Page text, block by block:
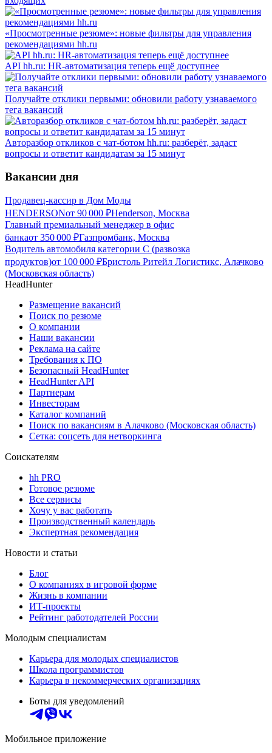
«Просмотренные резюме»: новые фильтры для управления
рекомендациями hh.ru
API hh.ru: HR-автоматизация теперь ещё доступнее
Получайте отклики первыми: обновили работу узнаваемого
тега вакансий
Авторазбор откликов с чат-ботом hh.ru: разберёт, задаст
вопросы и ответит кандидатам за 15 минут
Вакансии дня
Продавец-кассир в Дом Моды
HENDERSONот 90 000 ₽Henderson, Москва
Главный премиальный менеджер в офис
банкаот 350 000 ₽Газпромбанк, Москва
Водитель автомобиля категории C (развозка
продуктов)от 100 000 ₽Бристоль Ритейл Логистикс, Алачково
(Московская область)
HeadHunter
Размещение вакансий
Поиск по резюме
О компании
Наши вакансии
Реклама на сайте
Требования к ПО
Безопасный HeadHunter
HeadHunter API
Партнерам
Инвесторам
Каталог компаний
Поиск по вакансиям в Алачково (Московская область)
Сетка: соцсеть для нетворкинга
Соискателям
hh PRO
Готовое резюме
Все сервисы
Хочу у вас работать
Производственный календарь
Экспертная рекомендация
Новости и статьи
Блог
О компаниях в игровой форме
Жизнь в компании
ИТ-проекты
Рейтинг работодателей России
Молодым специалистам
Карьера для молодых специалистов
Школа программистов
Карьера в некоммерческих организациях
Боты для уведомлений
Мобильное приложение